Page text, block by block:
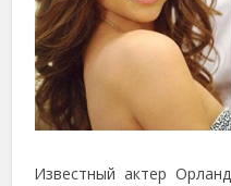
Известный актер